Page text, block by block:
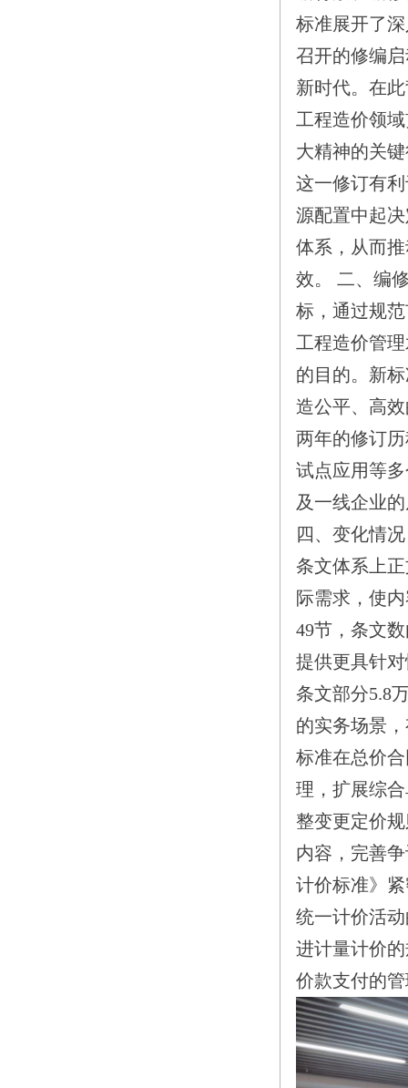
标准展开了
召开的修编
新时代。在
工程造价领
大精神的关
这一修订有
源配置中起
体系，从而
效。 二、编
标，通过规
工程造价管
的目的。新
造公平、高
两年的修订
试点应用等
及一线企业
四、变化情
条文体系上
际需求，使
49节，条文
提供更具针
条文部分5.8
的实务场景
标准在总价
理，扩展综
整变更定价
内容，完善
计价标准》
统一计价活
进计量计价
价款支付的